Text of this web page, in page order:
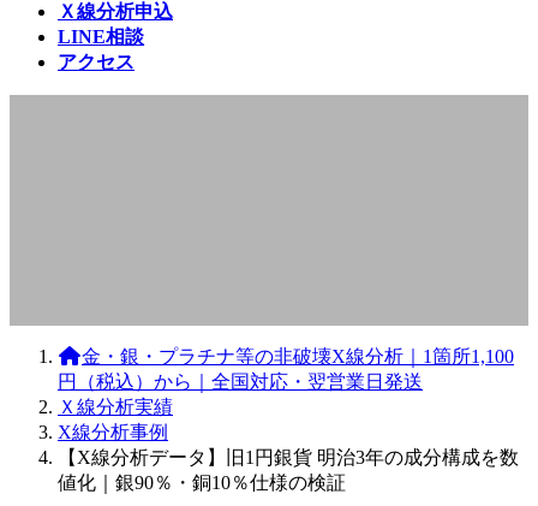
Ｘ線分析申込
LINE相談
アクセス
金・銀・プラチナ等の非破壊X線分析｜1箇所1,100
円（税込）から｜全国対応・翌営業日発送
Ｘ線分析実績
X線分析事例
【X線分析データ】旧1円銀貨 明治3年の成分構成を数
値化｜銀90％・銅10％仕様の検証